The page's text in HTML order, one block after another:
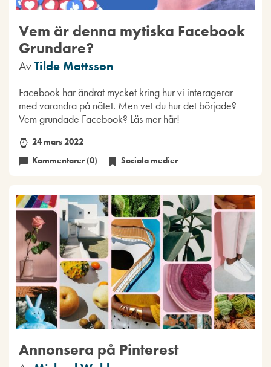
Vem är denna mytiska Facebook
Grundare?
AvTilde Mattsson
Facebook har ändrat mycket kring hur vi interagerar
med varandra på nätet. Men vet du hur det började?
Vem grundade Facebook? Läs mer här!
24 mars 2022
Kommentarer (0)
Sociala medier
Annonsera på Pinterest